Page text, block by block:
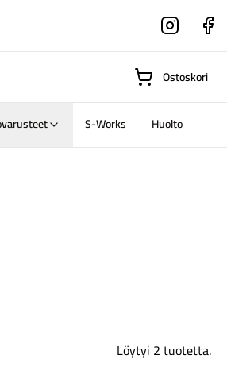
Instagram
Ostoskori
S-Works Huolto
Löytyi 2 tuotetta.